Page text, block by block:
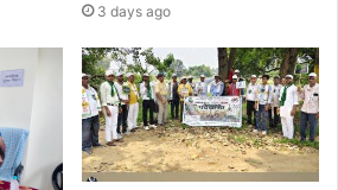
3 days ago